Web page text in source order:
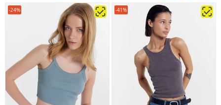
-24% -41%